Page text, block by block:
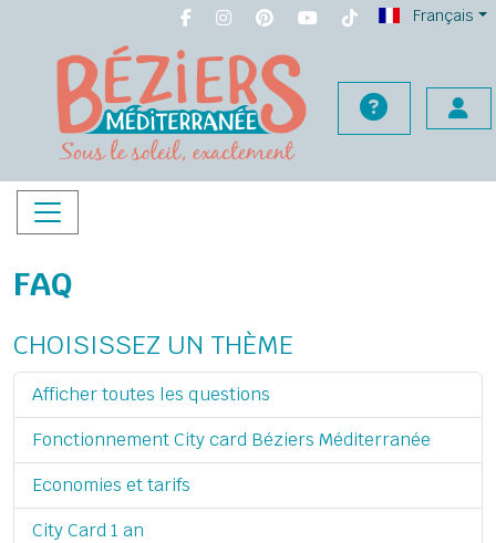
Français
FAQ
CHOISISSEZ UN THÈME
Afficher toutes les questions
Fonctionnement City card Béziers Méditerranée
Economies et tarifs
City Card 1 an